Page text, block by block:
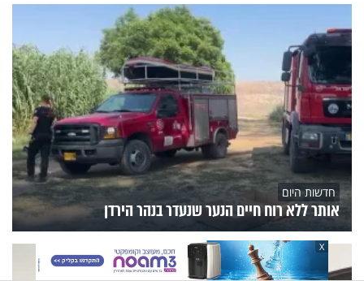
חדשות היום
אותר ללא רוח חיים הנער שנעדר בנהר הירדן
X